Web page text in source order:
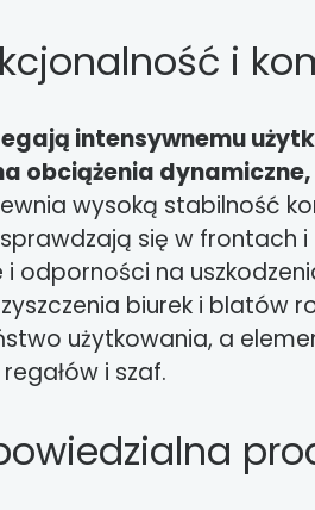
i
intensywnemu
obciążenia
wysoką stabilność
sprawdzają się w
odporności na
biurek i blatów
użytkowania, a
i szaf.